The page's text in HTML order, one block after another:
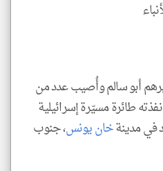
أبو سالم وأُصيب عدد من
نفذته طائرة مسيّرة إسرائيلية
في مدينةخان يونس، جنوب
klyoum.com